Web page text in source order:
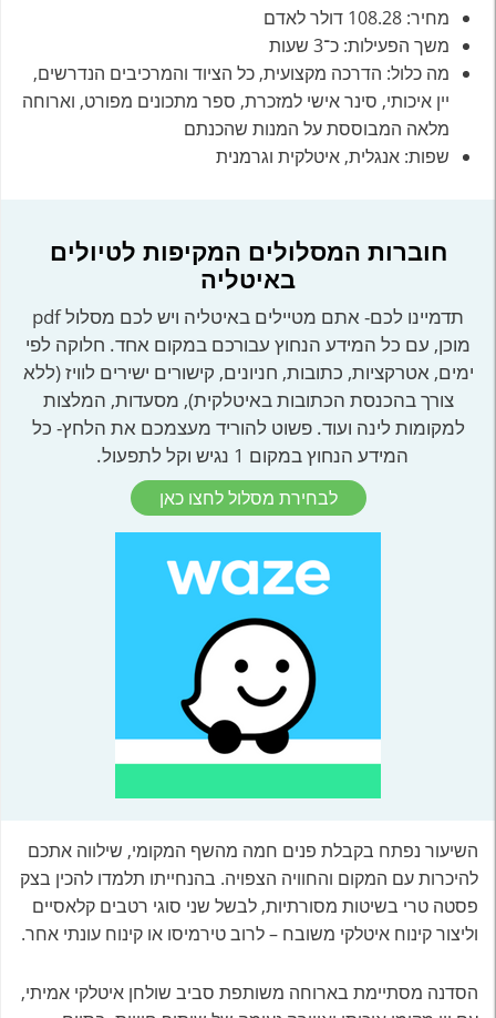
מחיר: 108.28 דולר לאדם
משך הפעילות: כ־3 שעות
מה כלול: הדרכה מקצועית, כל הציוד והמרכיבים הנדרשים,
יין איכותי, סינר אישי למזכרת, ספר מתכונים מפורט, וארוחה
מלאה המבוססת על המנות שהכנתם
שפות: אנגלית, איטלקית וגרמנית
חוברות המסלולים המקיפות לטיולים
באיטליה
תדמיינו לכם- אתם מטיילים באיטליה ויש לכם מסלול pdf
מוכן, עם כל המידע הנחוץ עבורכם במקום אחד. חלוקה לפי
ימים, אטרקציות, כתובות, חניונים, קישורים ישירים לוויז (ללא
צורך בהכנסת הכתובות באיטלקית), מסעדות, המלצות
למקומות לינה ועוד. פשוט להוריד מעצמכם את הלחץ- כל
המידע הנחוץ במקום 1 נגיש וקל לתפעול.
לבחירת מסלול לחצו כאן
השיעור נפתח בקבלת פנים חמה מהשף המקומי, שילווה אתכם
להיכרות עם המקום והחוויה הצפויה. בהנחייתו תלמדו להכין בצק
פסטה טרי בשיטות מסורתיות, לבשל שני סוגי רטבים קלאסיים
וליצור קינוח איטלקי משובח – לרוב טירמיסו או קינוח עונתי אחר.
הסדנה מסתיימת בארוחה משותפת סביב שולחן איטלקי אמיתי,